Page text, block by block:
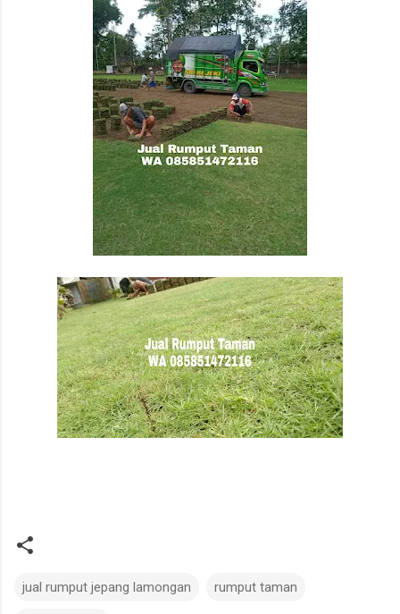
jual rumput jepang lamongan rumput taman